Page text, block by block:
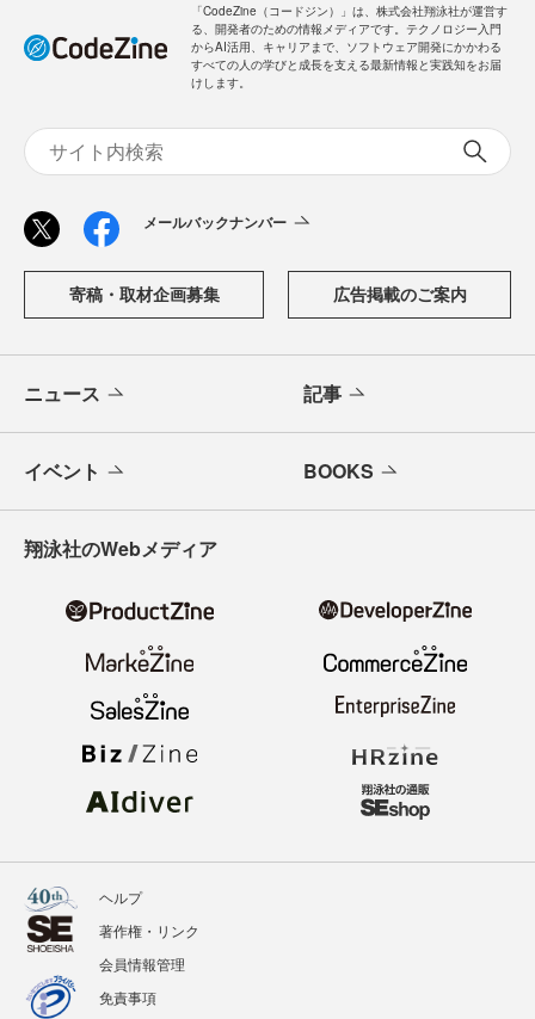
「CodeZine（コードジン）」は、株式会社翔泳社が運営す
る、開発者のための情報メディアです。テクノロジー入門
からAI活用、キャリアまで、ソフトウェア開発にかかわる
すべての人の学びと成長を支える最新情報と実践知をお届
けします。
メールバックナンバー
寄稿・取材企画募集 広告掲載のご案内
ニュース 記事
イベント BOOKS
翔泳社のWebメディア
ヘルプ
著作権・リンク
会員情報管理
免責事項